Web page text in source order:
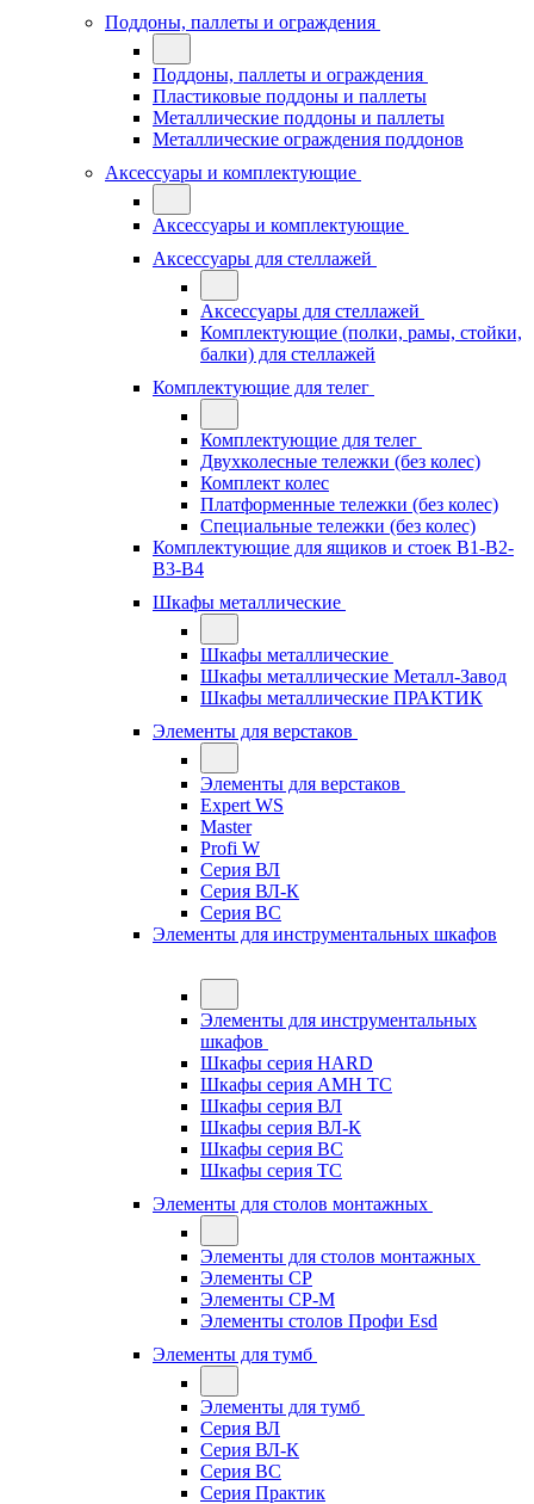
Поддоны, паллеты и ограждения
Поддоны, паллеты и ограждения
Пластиковые поддоны и паллеты
Металлические поддоны и паллеты
Металлические ограждения поддонов
Аксессуары и комплектующие
Аксессуары и комплектующие
Аксессуары для стеллажей
Аксессуары для стеллажей
Комплектующие (полки, рамы, стойки,
балки) для стеллажей
Комплектующие для телег
Комплектующие для телег
Двухколесные тележки (без колес)
Комплект колес
Платформенные тележки (без колес)
Специальные тележки (без колес)
Комплектующие для ящиков и стоек В1-В2-
В3-В4
Шкафы металлические
Шкафы металлические
Шкафы металлические Металл-Завод
Шкафы металлические ПРАКТИК
Элементы для верстаков
Элементы для верстаков
Expert WS
Master
Profi W
Серия ВЛ
Серия ВЛ-К
Серия ВС
Элементы для инструментальных шкафов
Элементы для инструментальных
шкафов
Шкафы серия HARD
Шкафы серия АМН ТС
Шкафы серия ВЛ
Шкафы серия ВЛ-К
Шкафы серия ВС
Шкафы серия ТС
Элементы для столов монтажных
Элементы для столов монтажных
Элементы СР
Элементы СР-М
Элементы столов Профи Esd
Элементы для тумб
Элементы для тумб
Серия ВЛ
Серия ВЛ-К
Серия ВС
Серия Практик